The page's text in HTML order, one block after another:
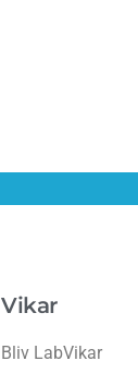
Vikar
Bliv LabVikar